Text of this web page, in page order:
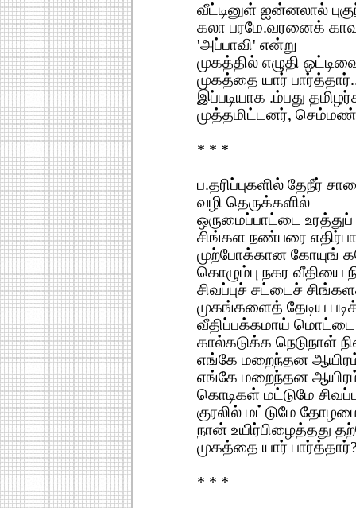
வீட்டினுள் ஐன்னலால்
கலா பரமே.வரனைக்
'அப்பாவி' என்று
முகத்தில் எழுதி
முகத்தை யார்
இப்படியாக .ம்பது
முத்தமிட்டனர், செம்மண்
* * *
ப.தரிப்புகளில் தேநீர்
வழி தெருக்களில்
ஒருமைப்பாட்டை உரத்துப்
சிங்கள நண்பரை
முற்போக்கான கோயுங்
கொழும்பு நகர வீதியை
சிவப்புச் சட்டைச்
முகங்களைத் தேடிய
வீதிப்பக்கமாய் மொட்டை
கால்கடுக்க நெடுநாள்
எங்கே மறைந்தன
எங்கே மறைந்தன
கொடிகள் மட்டுமே
குரலில் மட்டுமே
நான் உயிர்பிழைத்தது
முகத்தை யார்
* * *